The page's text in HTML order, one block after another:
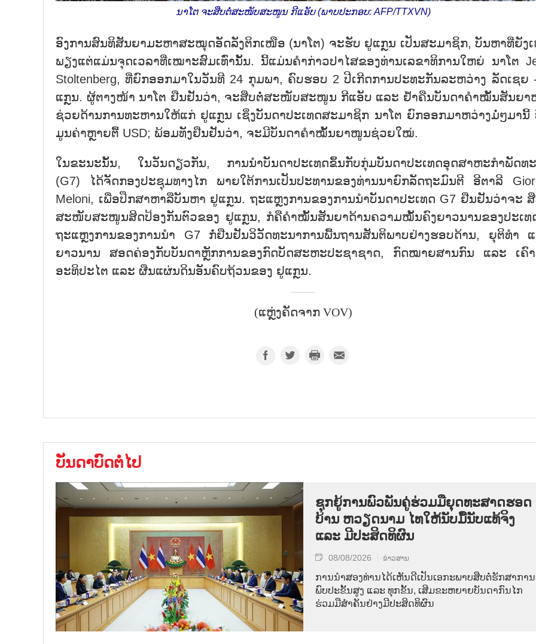
ນາໂຕ ຈະສືບຕໍ່ສະໜັບສະໜູນ ກີແອັບ (ພາບປະກອບ: AFP/TTXVN)
ອົງການສົນທິສັນຍາມະຫາສະໝຸດອັດລັງຕິກເໜືອ (ນາໂຕ) ຈະຮັບ ຢູແກຼນ ເປັນສະມາຊິກ, ບັນຫາທີ່ຍັງ
ພຽງແຕ່ແມ່ນຈຸດເວລາທີ່ເໝາະສົມເທົ່ານັ້ນ. ນີ້ແມ່ນຄຳກ່າວປາໄສຂອງທ່ານເລຂາທິການໃຫຍ່ ນາໂຕ
Stoltenberg, ທີ່ຍົກອອກມາໃນວັນທີ 24 ກຸມພາ, ຄົບຮອບ 2 ປີເກີດການປະທະກັນລະຫວ່າງ ລັດເຊຍ
ແກຼນ. ຜູ້ຕາງໜ້າ ນາໂຕ ຢືນຢັນວ່າ, ຈະສືບຕໍ່ສະໜັບສະໜູນ ກີແອັບ ແລະ ຢ້ຳຄືນບັນດາຄຳໝັ້ນສັນຍ
ຊ່ວຍດ້ານການທະຫານໃຫ້ແກ່ ຢູແກຼນ ເຊິ່ງບັນດາປະເທດສະມາຊິກ ນາໂຕ ຍົກອອກມາຫວ່າງມໍ່ໆມານີ້
ມູນຄ່າຫຼາຍຕື້ USD; ພ້ອມທັງຢືນຢັນວ່າ, ຈະມີບັນດາຄຳໝັ້ນຍາໜູນຊ່ວຍໃໝ່.
ໃນຂະນະນັ້ນ, ໃນວັນດຽວກັນ, ການນຳບັນດາປະເທດຂຶ້ນກັບກຸ່ມບັນດາປະເທດອຸດສາຫະກຳພັດທ
(G7) ໄດ້ຈັດກອງປະຊຸມທາງໄກ ພາຍໃຕ້ການເປັນປະທານຂອງທ່ານນາຍົກລັດຖະມົນຕີ ອີຕາລີ
Meloni, ເພື່ອປຶກສາຫາລືບັນຫາ ຢູແກຼນ. ຖະແຫຼງການຂອງການນຳບັນດາປະເທດ G7 ຢືນຢັນວ່າຈະ
ສະໜັບສະໜູນສິດປ້ອງກັນຕົວຂອງ ຢູແກຼນ, ກໍຄືຄຳໝັ້ນສັນຍາດ້ານຄວາມໝັ້ນຄົງຍາວນານຂອງປະເທ
ຖະແຫຼງການຂອງການນຳ G7 ກໍ່ຢືນຢັນວິວັດທະນາການພື້ນຖານສັນຕິພາບຢ່າງຮອບດ້ານ, ຍຸຕິທຳ
ຍາວນານ ສອດຄ່ອງກັບບັນດາຫຼັກການຂອງກົດບັດສະຫະປະຊາຊາດ, ກົດໝາຍສານກົນ ແລະ ເຄົ
ອະທິປະໄຕ ແລະ ຜືນແຜ່ນດິນອັນຄົບຖ້ວນຂອງ ຢູແກຼນ.
(ແຫຼ່ງຄັດຈາກ VOV)
ບັນດາບົດຕໍ່ໄປ
ຊຸກ​ຍູ້​ການ​ພົວ​ພັນ​ຄູ່​ຮ່ວມ​ມື​ຍຸດ​ທະ​ສາດ​ຮອດ​
ບ້ານ ຫວຽດ​ນາມ ໄທ​ໃຫ້​ນັບ​ມື້​ນັບ​ແທ້​ຈິງ
ແລະ ມີ​ປະ​ສິດ​ທິ​ຜົນ
08/08/2026 ຂ່າວສານ
ການ​ນຳ​ສອງ​ທ່ານ​ໄດ້​ເຫັນ​ດີ​ເປັນ​ເອ​ກະ​ພາບ​ສືບ​ຕໍ່​ຮັກ​ສາ​ການ​
ພົບ​ປະ​ຂັ້ນ​ສູງ ແລະ ທຸກ​ຂັ້ນ, ເສີມ​ຂະ​ຫຍາຍ​ບັນ​ດາ​ກົນ​ໄກ​
ຮ່ວມ​ມື​ສຳ​ຄັນ​ຢ່າງ​ມີ​ປະ​ສິດ​ທິ​ຜົນ